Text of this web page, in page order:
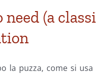
need (a
la puzza, come si